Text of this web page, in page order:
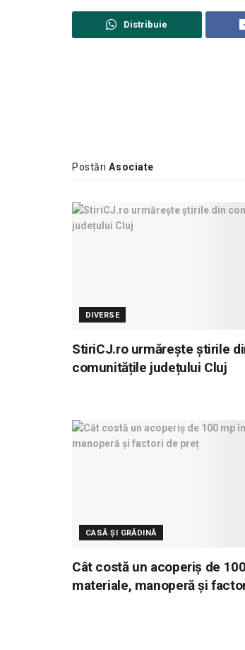
Distribuie
PostăriAsociate
DIVERSE
StiriCJ.ro urmărește știrile
comunitățile județului Cluj
CASĂ ȘI GRĂDINĂ
Cât costă un acoperiș de
materiale, manoperă și